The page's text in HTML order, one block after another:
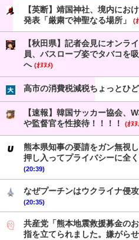
【英断】靖国神社、境内にお
発表「厳粛で神聖なる場所」
(
【秋田県】記者会見にオンラ
員、バスローブ姿でタバコを
へ (ｵﾇﾇﾒ)
高市の消費税減税ちょっとひ
【速報】韓国サッカー協会、
や監督官を性接待！！！！
(ｵﾇﾇ
熊本県知事の要請をガン無視
押し入ってプライバシーに全
(20:39)
なぜプーチンはウクライナ侵
(20:35)
共産党「熊本地震救援募金の
指を立てられました。嫌がらせ